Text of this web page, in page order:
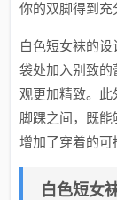
你的双脚得到充
白色短女袜的
袋处加入别致
观更加精致。此
脚踝之间，既能
增加了穿着的可
白色短女